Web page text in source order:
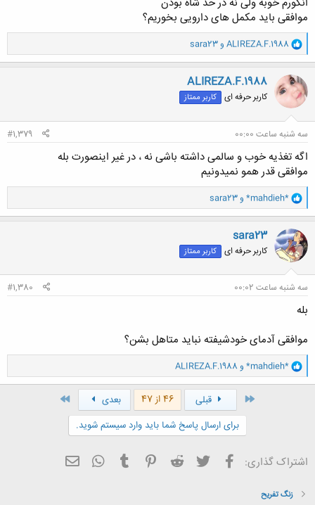
موافقی باید مکمل های دارویی بخوریم؟
و
ا
ک
ن
ش
ه
ا
ALIREZA.F.1988 وsara23
ALIREZA.F.1988
کاربر حرفه ای کاربر ممتاز
سه شنبه ساعت 00:00 #1,379
اگه تغذیه خوب و سالمی داشته باشی نه ، در غیر اینصورت بله
موافقی قدر همو نمیدونیم
و
ا
ک
ن
ش
ه
ا
*mahdieh* و sara23
sara23
کاربر حرفه ای کاربر ممتاز
سه شنبه ساعت 00:02 #1,380
بله
موافقی آدمای خودشیفته نباید متاهل بشن؟
و
ا
ک
*mahdieh* و ALIREZA.F.1988
قبلی 46 از 47 بعدی
برای ارسال پاسخ شما باید وارد سیستم شوید.
اشتراک گذاری: فیسبوک تویتر Reddit
Pinterest
Tumblr
WhatsApp
زنگ تفريح